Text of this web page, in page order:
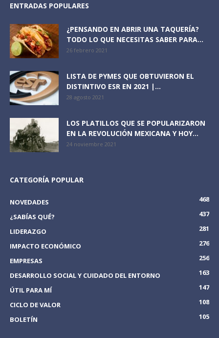
ENTRADAS POPULARES
¿PENSANDO EN ABRIR UNA TAQUERÍA?
TODO LO QUE NECESITAS SABER PARA...
26 febrero 2021
LISTA DE PYMES QUE OBTUVIERON EL
DISTINTIVO ESR EN 2021 |...
28 agosto 2021
LOS PLATILLOS QUE SE POPULARIZARON
EN LA REVOLUCIÓN MEXICANA Y HOY...
24 noviembre 2021
CATEGORÍA POPULAR
NOVEDADES
468
¿SABÍAS QUÉ?
437
LIDERAZGO
281
IMPACTO ECONÓMICO
276
EMPRESAS
256
DESARROLLO SOCIAL Y CUIDADO DEL ENTORNO
163
ÚTIL PARA MÍ
147
CICLO DE VALOR
108
BOLETÍN
105